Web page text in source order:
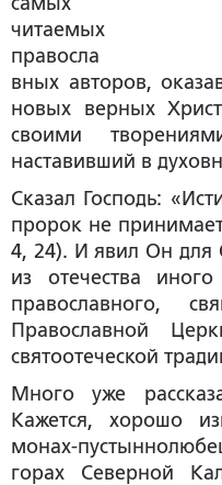
читаемых
правосла
вных авторов,
новых верных
своими
наставивший в
Сказал Господь:
пророк не
4, 24). И явил Он для
из отечества
православного,
Православной
святоотеческой
Много уже
Кажется, хорошо
монах-
горах Северной